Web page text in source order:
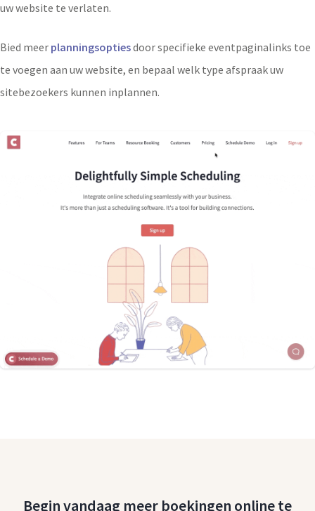
uw website te verlaten.
Bied meer planningsoptiesdoor specifieke eventpaginalinks toe
te voegen aan uw website, en bepaal welk type afspraak uw
sitebezoekers kunnen inplannen.
Begin vandaag meer boekingen online te